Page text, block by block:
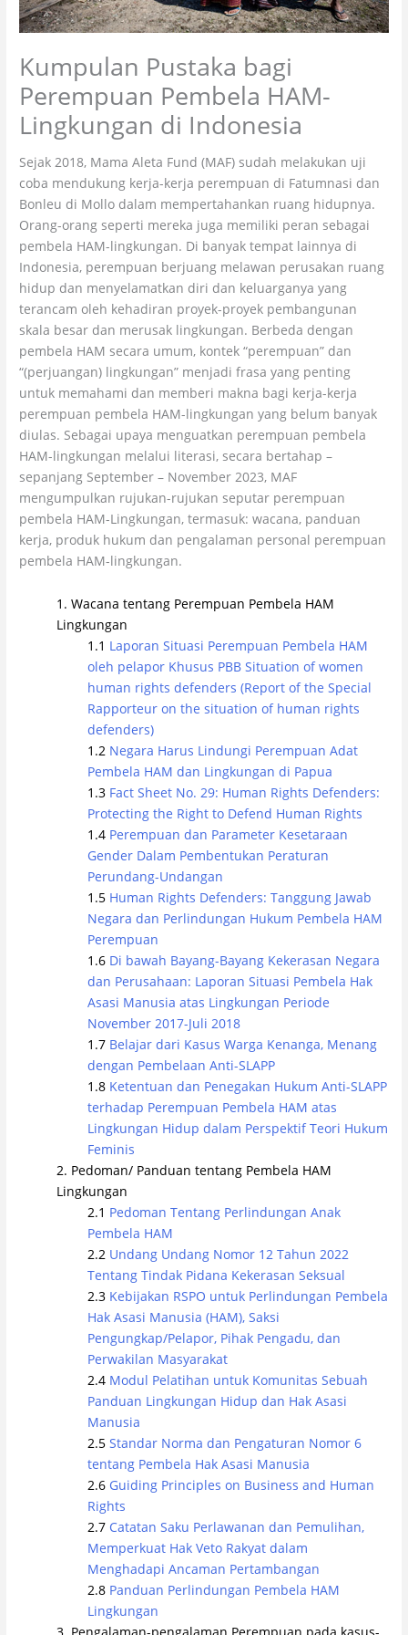
Kumpulan Pustaka bagi
Perempuan Pembela HAM-
Lingkungan di Indonesia
Sejak 2018, Mama Aleta Fund (MAF) sudah melakukan uji
coba mendukung kerja-kerja perempuan di Fatumnasi dan
Bonleu di Mollo dalam mempertahankan ruang hidupnya.
Orang-orang seperti mereka juga memiliki peran sebagai
pembela HAM-lingkungan. Di banyak tempat lainnya di
Indonesia, perempuan berjuang melawan perusakan ruang
hidup dan menyelamatkan diri dan keluarganya yang
terancam oleh kehadiran proyek-proyek pembangunan
skala besar dan merusak lingkungan. Berbeda dengan
pembela HAM secara umum, kontek “perempuan” dan
“(perjuangan) lingkungan” menjadi frasa yang penting
untuk memahami dan memberi makna bagi kerja-kerja
perempuan pembela HAM-lingkungan yang belum banyak
diulas. Sebagai upaya menguatkan perempuan pembela
HAM-lingkungan melalui literasi, secara bertahap –
sepanjang September – November 2023, MAF
mengumpulkan rujukan-rujukan seputar perempuan
pembela HAM-Lingkungan, termasuk: wacana, panduan
kerja, produk hukum dan pengalaman personal perempuan
pembela HAM-lingkungan.
Wacana tentang Perempuan Pembela HAM
Lingkungan
Laporan Situasi Perempuan Pembela HAM
oleh pelapor Khusus PBB Situation of women
human rights defenders (Report of the Special
Rapporteur on the situation of human rights
defenders)
Negara Harus Lindungi Perempuan Adat
Pembela HAM dan Lingkungan di Papua
Fact Sheet No. 29: Human Rights Defenders:
Protecting the Right to Defend Human Rights
Perempuan dan Parameter Kesetaraan
Gender Dalam Pembentukan Peraturan
Perundang-Undangan
Human Rights Defenders: Tanggung Jawab
Negara dan Perlindungan Hukum Pembela HAM
Perempuan
Di bawah Bayang-Bayang Kekerasan Negara
dan Perusahaan: Laporan Situasi Pembela Hak
Asasi Manusia atas Lingkungan Periode
November 2017-Juli 2018
Belajar dari Kasus Warga Kenanga, Menang
dengan Pembelaan Anti-SLAPP
Ketentuan dan Penegakan Hukum Anti-SLAPP
terhadap Perempuan Pembela HAM atas
Lingkungan Hidup dalam Perspektif Teori Hukum
Feminis
Pedoman/ Panduan tentang Pembela HAM
Lingkungan
Pedoman Tentang Perlindungan Anak
Pembela HAM
Undang Undang Nomor 12 Tahun 2022
Tentang Tindak Pidana Kekerasan Seksual
Kebijakan RSPO untuk Perlindungan Pembela
Hak Asasi Manusia (HAM), Saksi
Pengungkap/Pelapor, Pihak Pengadu, dan
Perwakilan Masyarakat
Modul Pelatihan untuk Komunitas Sebuah
Panduan Lingkungan Hidup dan Hak Asasi
Manusia
Standar Norma dan Pengaturan Nomor 6
tentang Pembela Hak Asasi Manusia
Guiding Principles on Business and Human
Rights
Catatan Saku Perlawanan dan Pemulihan,
Memperkuat Hak Veto Rakyat dalam
Menghadapi Ancaman Pertambangan
Panduan Perlindungan Pembela HAM
Lingkungan